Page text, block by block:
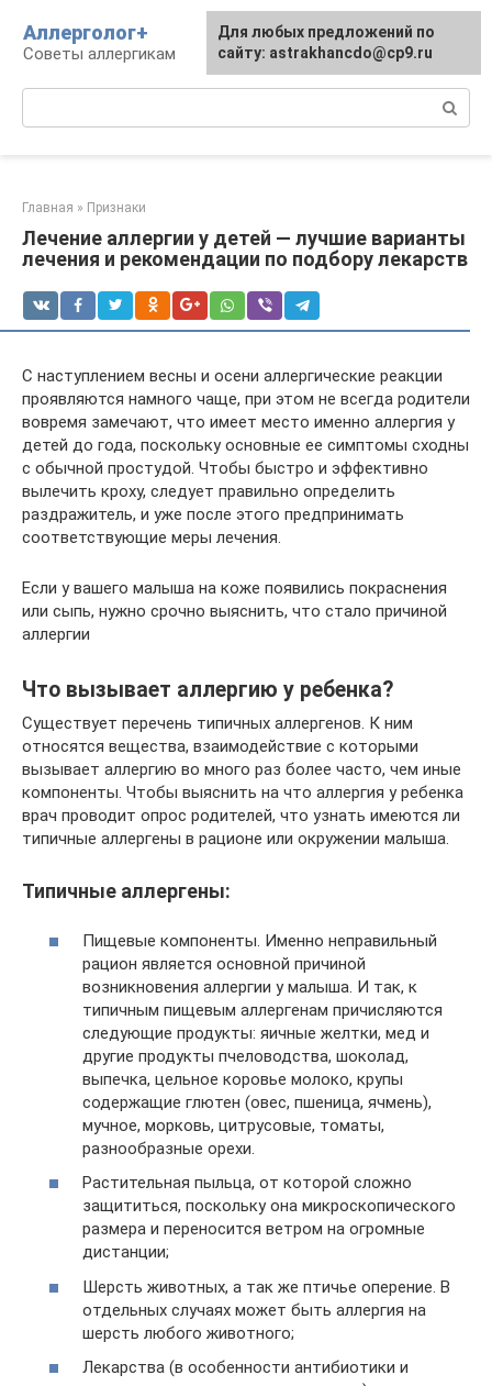
контенту
Аллерголог+
Советы аллергикам
Главная » Признаки
Лечение аллергии у детей — лучшие варианты
лечения и рекомендации по подбору лекарств
С наступлением весны и осени аллергические реакции
проявляются намного чаще, при этом не всегда родители
вовремя замечают, что имеет место именно аллергия у
детей до года, поскольку основные ее симптомы сходны
с обычной простудой. Чтобы быстро и эффективно
вылечить кроху, следует правильно определить
раздражитель, и уже после этого предпринимать
соответствующие меры лечения.
Если у вашего малыша на коже появились покраснения
или сыпь, нужно срочно выяснить, что стало причиной
аллергии
Что вызывает аллергию у ребенка?
Существует перечень типичных аллергенов. К ним
относятся вещества, взаимодействие с которыми
вызывает аллергию во много раз более часто, чем иные
компоненты. Чтобы выяснить на что аллергия у ребенка
врач проводит опрос родителей, что узнать имеются ли
типичные аллергены в рационе или окружении малыша.
Типичные аллергены:
Пищевые компоненты. Именно неправильный
рацион является основной причиной
возникновения аллергии у малыша. И так, к
типичным пищевым аллергенам причисляются
следующие продукты: яичные желтки, мед и
другие продукты пчеловодства, шоколад,
выпечка, цельное коровье молоко, крупы
содержащие глютен (овес, пшеница, ячмень),
мучное, морковь, цитрусовые, томаты,
разнообразные орехи.
Растительная пыльца, от которой сложно
защититься, поскольку она микроскопического
размера и переносится ветром на огромные
дистанции;
Шерсть животных, а так же птичье оперение. В
отдельных случаях может быть аллергия на
шерсть любого животного;
Лекарства (в особенности антибиотики и
Для любых предложений по
сайту: astrakhancdo@cp9.ru